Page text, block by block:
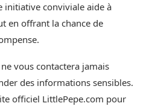
initiative conviviale aide à
en offrant la chance de
vous contactera jamais
des informations sensibles.
officiel LittlePepe.com pour